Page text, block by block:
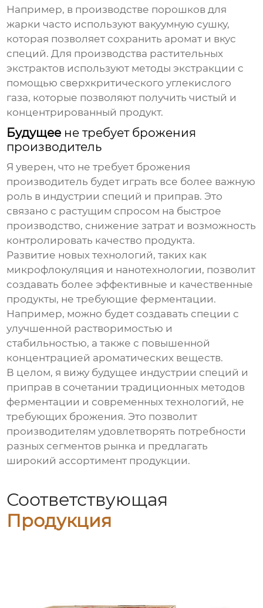
Например, в производстве порошков для
жарки часто используют вакуумную сушку,
которая позволяет сохранить аромат и вкус
специй. Для производства растительных
экстрактов используют методы экстракции с
помощью сверхкритического углекислого
газа, которые позволяют получить чистый и
концентрированный продукт.
Будущее не требует брожения
производитель
Я уверен, что не требует брожения
производитель будет играть все более важную
роль в индустрии специй и приправ. Это
связано с растущим спросом на быстрое
производство, снижение затрат и возможность
контролировать качество продукта.
Развитие новых технологий, таких как
микрофлокуляция и нанотехнологии, позволит
создавать более эффективные и качественные
продукты, не требующие ферментации.
Например, можно будет создавать специи с
улучшенной растворимостью и
стабильностью, а также с повышенной
концентрацией ароматических веществ.
В целом, я вижу будущее индустрии специй и
приправ в сочетании традиционных методов
ферментации и современных технологий, не
требующих брожения. Это позволит
производителям удовлетворять потребности
разных сегментов рынка и предлагать
широкий ассортимент продукции.
Соответствующая
Продукция